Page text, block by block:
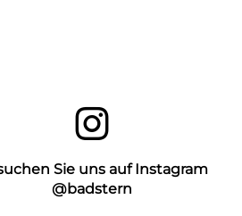
Sie uns auf Instagram
@badstern